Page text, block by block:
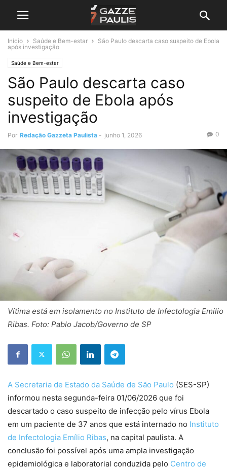
Início Saúde e Bem-estar
São Paulo descarta caso suspeito de Ebola
após investigação
Saúde e Bem-estar
São Paulo descarta caso
suspeito de Ebola após
investigação
Por Redação Gazzeta Paulista - junho 1, 2026 0
Vítima está em isolamento no Instituto de Infectologia Emílio
Ribas. Foto: Pablo Jacob/Governo de SP
A Secretaria de Estado da Saúde de São Paulo (SES-SP)
informou nesta segunda-feira 01/06/2026 que foi
descartado o caso suspeito de infecção pelo vírus Ebola
em um paciente de 37 anos que está internado no Instituto
de Infectologia Emílio Ribas, na capital paulista. A
conclusão foi possível após uma ampla investigação
epidemiológica e laboratorial conduzida pelo Centro de